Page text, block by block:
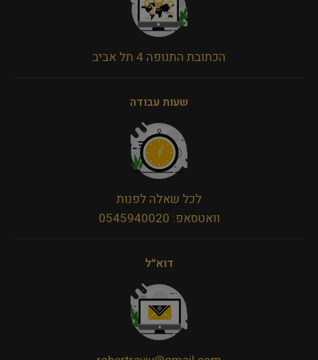
הכתובת התנופה 4 תל אביב
שעות עבודה
לכל שאלה לפנות
וואטסאפ: 0545940020
דוא״ל